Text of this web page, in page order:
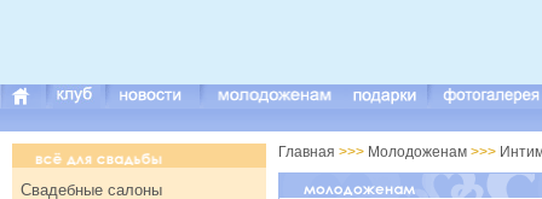
Свадебные салоны
Главная >>> Молодоженам >>>